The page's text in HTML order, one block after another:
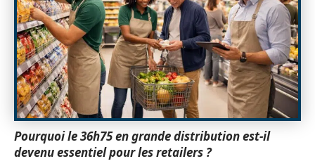
Pourquoi le 36h75 en grande distribution est-il
devenu essentiel pour les retailers ?